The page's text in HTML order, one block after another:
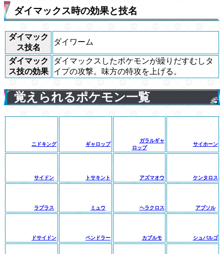
ダイマックス時の効果と技名
ダイマック
ス技名
ダイワーム
ダイマック
ス技の効果
ダイマックスしたポケモンが繰りだすむしタ
イプの攻撃。味方の特攻を上げる。
覚えられるポケモン一覧
ニドキング ギャロップ
ガラルギャ
ロップ
サイホーン
サイドン トサキント アズマオウ ケンタロス
ラプラス ミュウ ヘラクロス アブソル
ドサイドン ペンドラー カブルモ シュバルゴ